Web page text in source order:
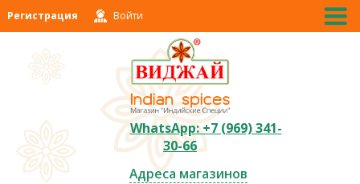
Регистрация Войти
WhatsApp: +7 (969) 341-
30-66
Адреса магазинов